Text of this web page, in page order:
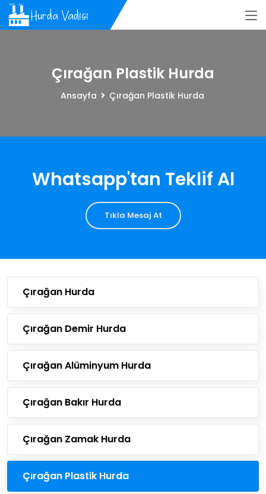
Çırağan Plastik Hurda
Ansayfa Çırağan Plastik Hurda
Whatsapp'tan Teklif Al
Tıkla Mesaj At
Çırağan Hurda
Çırağan Demir Hurda
Çırağan Alüminyum Hurda
Çırağan Bakır Hurda
Çırağan Zamak Hurda
Çırağan Plastik Hurda